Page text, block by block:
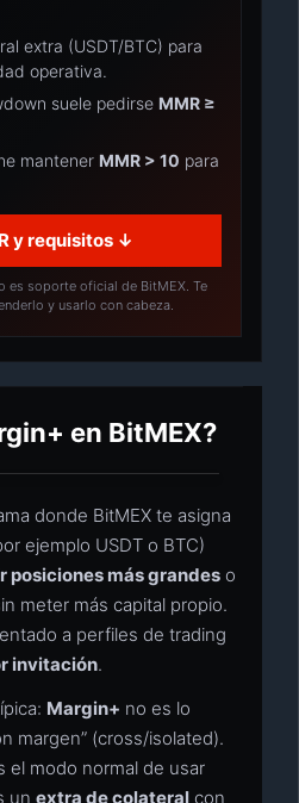
extra (USDT/BTC) para
operativa.
suele pedirse MMR ≥
mantener MMR > 10 para
y requisitos ↓
es soporte oficial de BitMEX. Te
y usarlo con cabeza.
en BitMEX?
donde BitMEX te asigna
ejemplo USDT o BTC)
posiciones más grandes o
meter más capital propio.
a perfiles de trading
invitación.
Margin+ no es lo
margen” (cross/isolated).
el modo normal de usar
un extra de colateral con